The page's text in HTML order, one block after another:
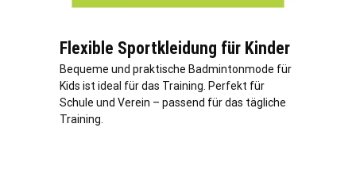
Flexible Sportkleidung für Kinder
Bequeme und praktische Badmintonmode für
Kids ist ideal für das Training. Perfekt für
Schule und Verein – passend für das tägliche
Training.